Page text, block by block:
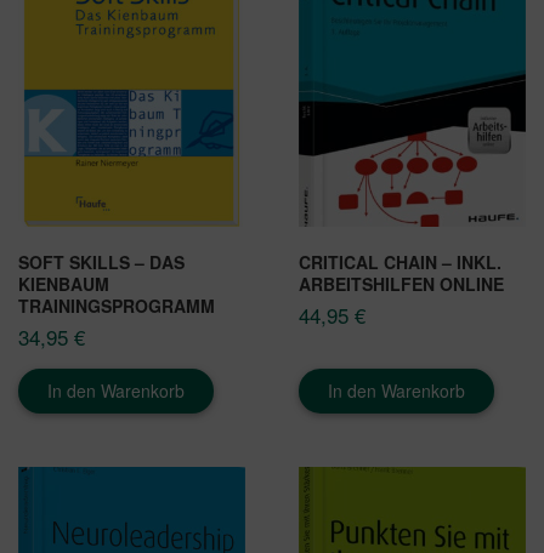
SOFT SKILLS – DAS
KIENBAUM
TRAININGSPROGRAMM
34,95 €
In den Warenkorb
CRITICAL CHAIN – INKL.
ARBEITSHILFEN ONLINE
44,95 €
In den Warenkorb